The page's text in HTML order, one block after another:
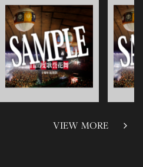
VIEW MORE